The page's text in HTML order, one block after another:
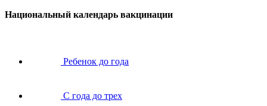
Национальный календарь вакцинации
Ребенок до года
С года до трех